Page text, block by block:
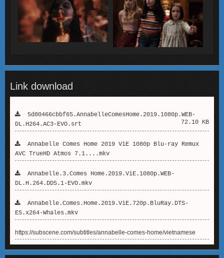
Link download
5d80466cbbf65.AnnabelleComesHome.2019.1080p.WEB-
DL.H264.AC3-EVO.srt
72.10 KB
Annabelle Comes Home 2019 ViE 1080p Blu-ray Remux
AVC TrueHD Atmos 7.1....mkv
Annabelle.3.Comes Home.2019.ViE.1080p.WEB-
DL.H.264.DD5.1-EVO.mkv
Annabelle.Comes.Home.2019.ViE.720p.BluRay.DTS-
ES.x264-Whales.mkv
https://subscene.com/subtitles/annabelle-comes-home/vietnamese